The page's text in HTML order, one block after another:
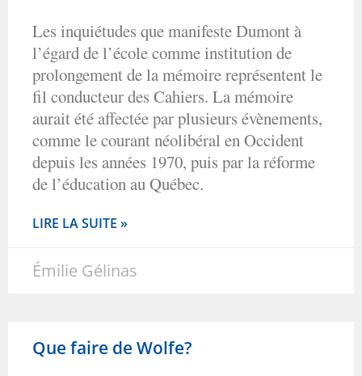
Les inquiétudes que manifeste Dumont à
l’égard de l’école comme institution de
prolongement de la mémoire représentent le
fil conducteur des Cahiers. La mémoire
aurait été affectée par plusieurs évènements,
comme le courant néolibéral en Occident
depuis les années 1970, puis par la réforme
de l’éducation au Québec.
LIRE LA SUITE »
Émilie Gélinas
Que faire de Wolfe?